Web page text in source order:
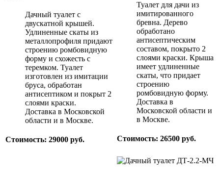
Дачный туалет с
двускатной крышей.
Удлиненные скаты из
металлопрофиля придают
строению ромбовидную
форму и схожесть с
теремком. Туалет
изготовлен из имитации
бруса, обработан
антисептиком и покрыт 2
слоями краски.
Доставка в Московской
области и в Москве.
Стоимость: 29000 руб.
Туалет для дачи из
имитированного
бревна. Дерево
обработано
антисептическим
составом, покрыто 2
слоями краски. Крыша
имеет удлиненные
скаты, что придает
строению
ромбовидную форму.
Доставка в
Московской области и
в Москве.
Стоимость: 26500 руб.